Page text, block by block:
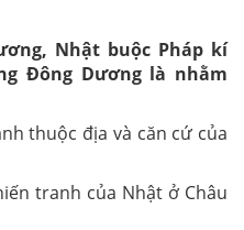
Nhật buộc Pháp kí
Đông Dương là nhằm
thuộc địa và căn cứ của
tranh của Nhật ở Châu